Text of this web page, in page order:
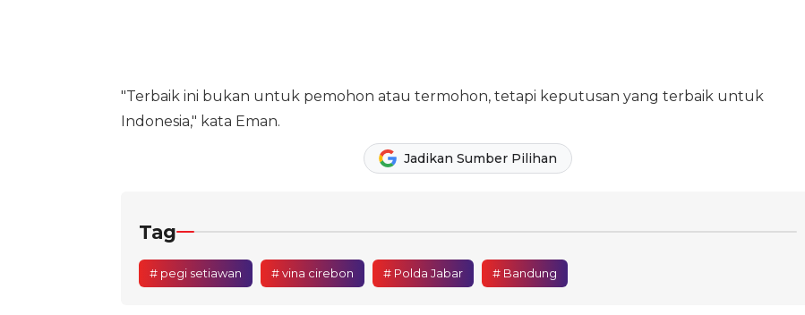
"Terbaik ini bukan untuk pemohon atau termohon, tetapi keputusan yang terbaik untuk
Indonesia," kata Eman.
Jadikan Sumber Pilihan
Tag
# pegi setiawan # vina cirebon # Polda Jabar # Bandung